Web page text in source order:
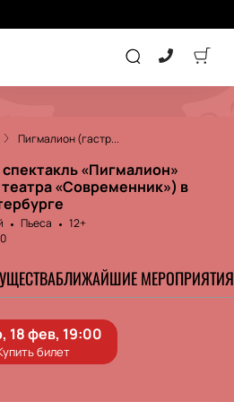
ДРУГОЕ
ДЕТЯМ
Пигмалион (гастр...
«Пигмалион»
«Современник») в
Пьеса
12+
БЛИЖАЙШИЕ МЕРОПРИЯТИЯ